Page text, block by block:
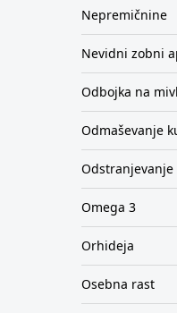
Nepremičnine
Nevidni zobni
Odbojka na
Odmaševanje
Odstranjevanje
Omega 3
Orhideja
Osebna rast